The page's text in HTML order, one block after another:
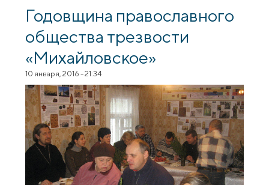
Годовщина православного
общества трезвости
«Михайловское»
10 января, 2016 - 21:34